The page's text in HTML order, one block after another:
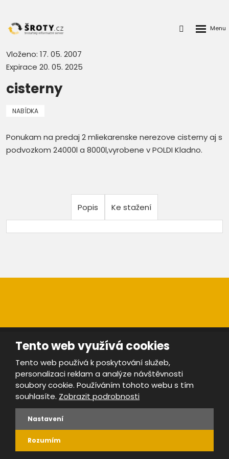
Přihlášení
Vloženo: 17. 05. 2007
Expirace 20. 05. 2025
cisterny
NABÍDKA
Ponukam na predaj 2 mliekarenske nerezove cisterny aj s
podvozkom 24000l a 8000l,vyrobene v POLDI Kladno.
Popis Ke stažení
Provozovatel portálu ŠROTY.cz je www.ebrana.cz
Mapa stránek |Bezpečnost a ochrana osobních údajů
Podmínky použití
VYROBILA
Tento web využívá cookies
Tento web používá k poskytování služeb,
personalizaci reklam a analýze návštěvnosti
soubory cookie. Používáním tohoto webu s tím
souhlasíte. Zobrazit podrobnosti
Nastavení
Rozumím